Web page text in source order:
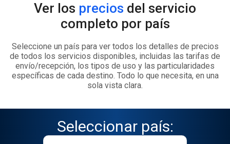
Ver los precios del servicio
completo por país
Seleccione un país para ver todos los detalles de precios
de todos los servicios disponibles, incluidas las tarifas de
envío/recepción, los tipos de uso y las particularidades
específicas de cada destino. Todo lo que necesita, en una
sola vista clara.
Seleccionar país: